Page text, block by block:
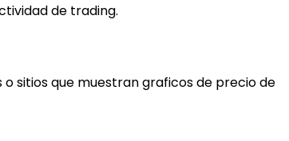
de trading.
sitios que muestran graficos de precio de